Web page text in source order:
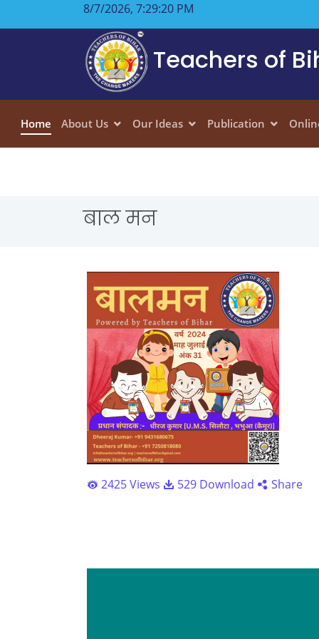
8/7/2026, 7:29:21 PM
Teachers of
Home About Us Our Ideas Publication
बाल मन
2425 Views 529 Download Share